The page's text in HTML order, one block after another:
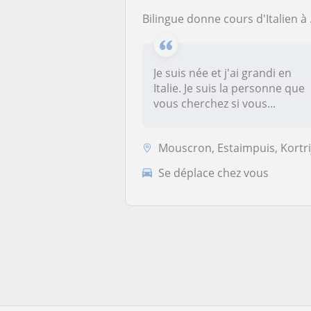
Bilingue donne cours d'Italien à domicile
Je suis née et j'ai grandi en
Italie. Je suis la personne que
vous cherchez si vous...
Mouscron, Estaimpuis, Kortrijk,
Se déplace chez vous